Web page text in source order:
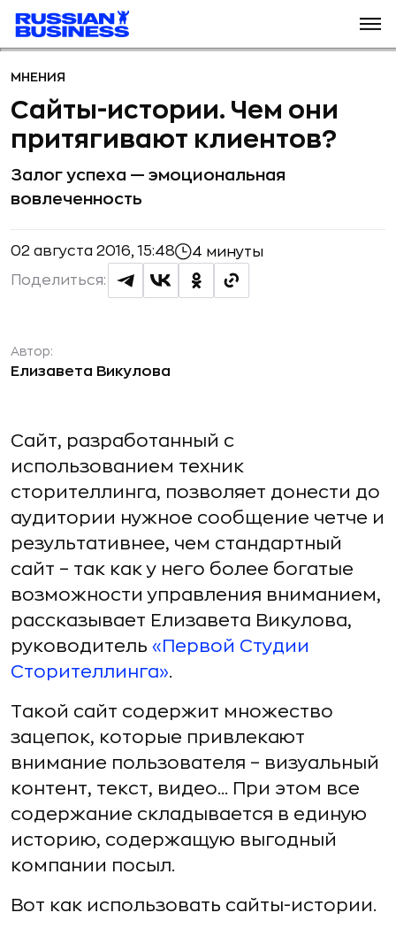
МНЕНИЯ
Сайты-истории. Чем они
притягивают клиентов?
Залог успеха — эмоциональная
вовлеченность
02 августа 2016, 15:48 4 минуты
Поделиться:
Автор:
Елизавета Викулова
Сайт, разработанный с
использованием техник
сторителлинга, позволяет донести до
аудитории нужное сообщение четче и
результативнее, чем стандартный
сайт – так как у него более богатые
возможности управления вниманием,
рассказывает Елизавета Викулова,
руководитель «Первой Студии
Сторителлинга».
Такой сайт содержит множество
зацепок, которые привлекают
внимание пользователя – визуальный
контент, текст, видео... При этом все
содержание складывается в единую
историю, содержащую выгодный
компании посыл.
Вот как использовать сайты-истории.